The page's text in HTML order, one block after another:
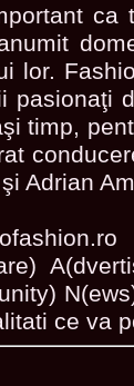
ca
lor.
pasionaţi
timp,
Adrian
ce va